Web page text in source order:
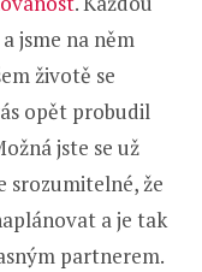
jsme na něm
životě se
opět probudil
jste se už
srozumitelné, že
a je tak
partnerem.